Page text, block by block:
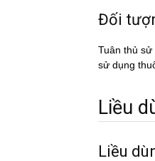
Đối
Tuân thủ
sử dụng
Liều
Liều